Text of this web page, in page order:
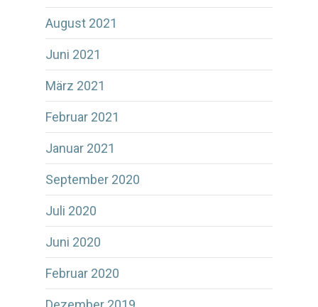
August 2021
Juni 2021
März 2021
Februar 2021
Januar 2021
September 2020
Juli 2020
Juni 2020
Februar 2020